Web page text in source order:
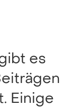
es
Einige